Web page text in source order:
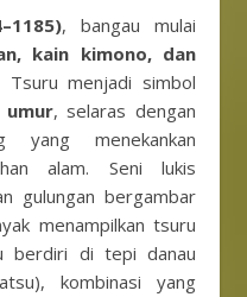
, bangau mulai
kain kimono, dan
Tsuru menjadi simbol
umur, selaras dengan
yang menekankan
alam. Seni lukis
gulungan bergambar
menampilkan tsuru
berdiri di tepi danau
kombinasi yang